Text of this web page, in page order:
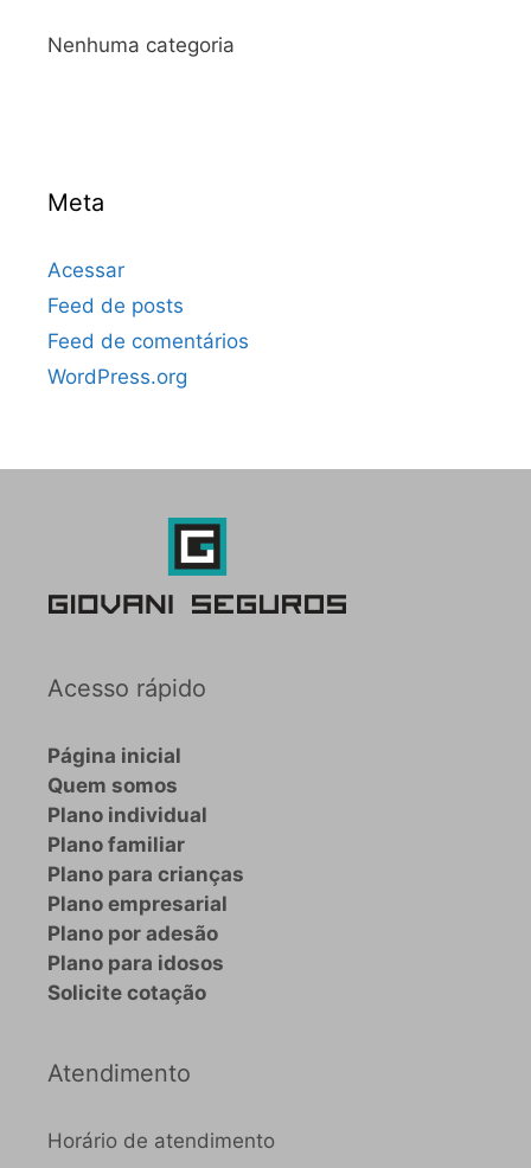
Nenhuma categoria
Meta
Acessar
Feed de posts
Feed de comentários
WordPress.org
Acesso rápido
Página inicial
Quem somos
Plano individual
Plano familiar
Plano para crianças
Plano empresarial
Plano por adesão
Plano para idosos
Solicite cotação
Atendimento
Horário de atendimento